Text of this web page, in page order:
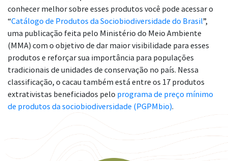
conhecer melhor sobre esses produtos você pode acessar o
“Catálogo de Produtos da Sociobiodiversidade do Brasil”,
uma publicação feita pelo Ministério do Meio Ambiente
(MMA) com o objetivo de dar maior visibilidade para esses
produtos e reforçar sua importância para populações
tradicionais de unidades de conservação no país. Nessa
classificação, o cacau também está entre os 17 produtos
extrativistas beneficiados pelo programa de preço mínimo
de produtos da sociobiodiversidade (PGPMbio).